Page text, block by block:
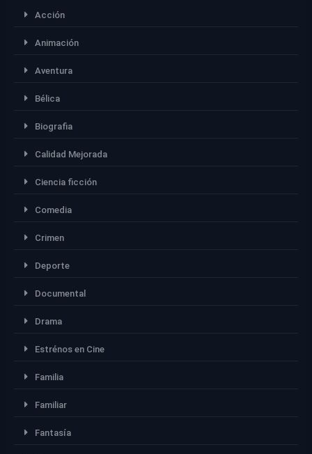
Acción
Animación
Aventura
Bélica
Biografia
Calidad Mejorada
Ciencia ficción
Comedia
Crimen
Deporte
Documental
Drama
Estrénos en Cine
Familia
Familiar
Fantasía